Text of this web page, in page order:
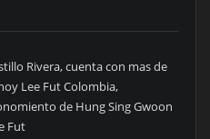
Rivera, cuenta con mas de
Lee Fut Colombia,
de Hung Sing Gwoon
Fut